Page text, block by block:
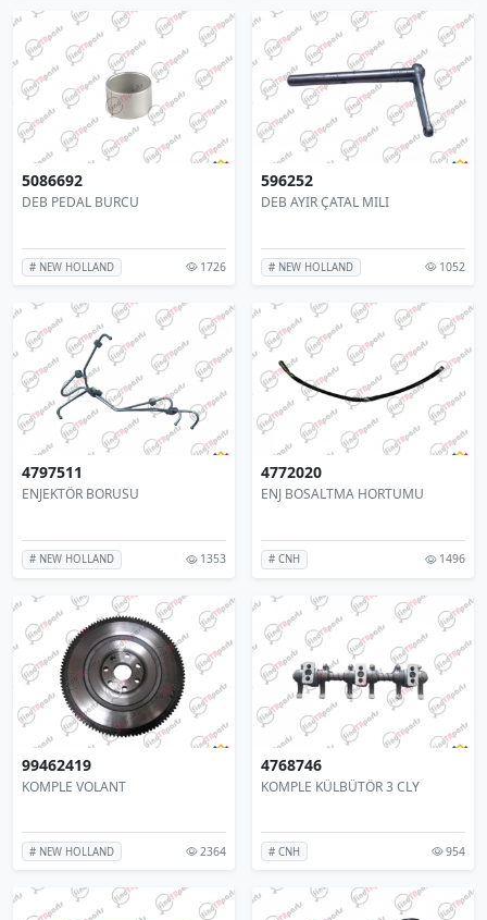
5086692
DEB PEDAL BURCU
# NEW HOLLAND 1726
596252
DEB AYIR ÇATAL MILI
# NEW HOLLAND 1052
4797511
ENJEKTÖR BORUSU
# NEW HOLLAND 1353
4772020
ENJ BOSALTMA HORTUMU
# CNH 1496
99462419
KOMPLE VOLANT
# NEW HOLLAND 2364
4768746
KOMPLE KÜLBÜTÖR 3 CLY
# CNH 954